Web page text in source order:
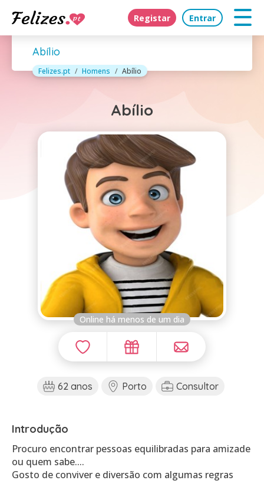
Registar Entrar
Abílio
Felizes.pt Homens Abílio
Abílio
Online há menos de um dia
62 anos Porto Consultor
Introdução
Procuro encontrar pessoas equilibradas para amizade
ou quem sabe....
Gosto de conviver e diversão com algumas regras